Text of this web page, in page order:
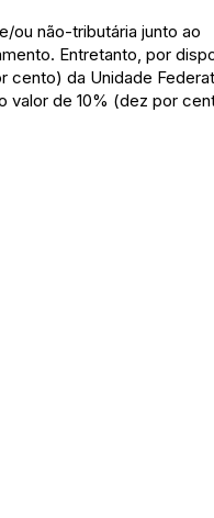
ou não-tributária junto ao
Entretanto, por
cento) da Unidade
valor de 10% (dez por